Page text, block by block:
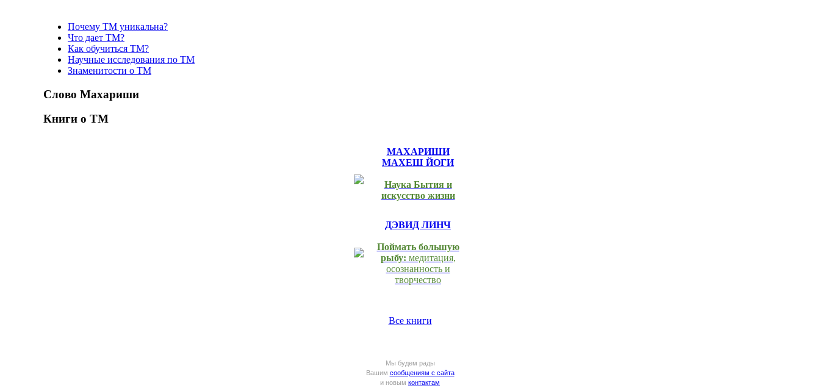
Почему ТМ уникальна?
Что дает ТМ?
Как обучиться ТМ?
Научные исследования по ТМ
Знаменитости о ТМ
Слово Махариши
Книги о ТМ
МАХАРИШИ
МАХЕШ ЙОГИ
Наука Бытия и
искусство жизни
ДЭВИД ЛИНЧ
Поймать большую
рыбу: медитация,
осознанность и
творчество
Все книги
Мы будем рады
Вашим сообщениям с сайта
и новым контактам